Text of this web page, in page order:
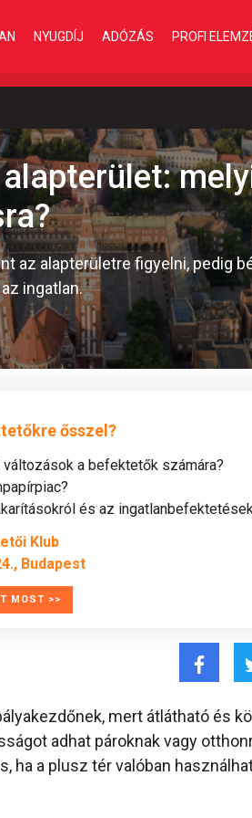
NYUGDÍJ ADÓZÁS PROFI
az alapterületre figyelni, pedig
ingatlan.
ősszel?
a befektetők számára?
és az
Klub
Budapest
MOST >>
mert átlátható és
adhat pároknak vagy
ha a plusz tér valóban